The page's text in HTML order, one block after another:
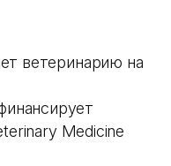
ветеринарию на
Medicine